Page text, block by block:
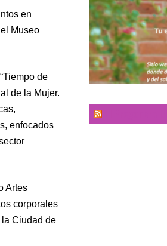
en
Museo
de
de la Mujer.
enfocados
Artes
corporales
la Ciudad de